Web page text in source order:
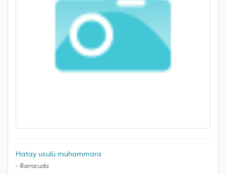
Hatay usulü muhammara
- Barracuda